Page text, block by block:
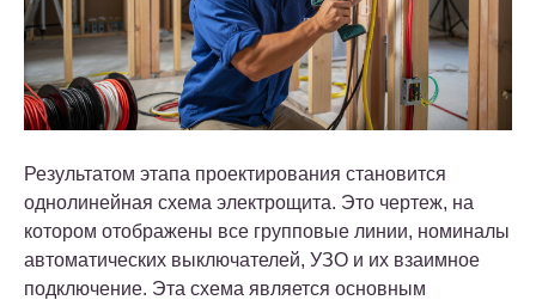
Результатом этапа проектирования становится
однолинейная схема электрощита. Это чертеж, на
котором отображены все групповые линии, номиналы
автоматических выключателей, УЗО и их взаимное
подключение. Эта схема является основным